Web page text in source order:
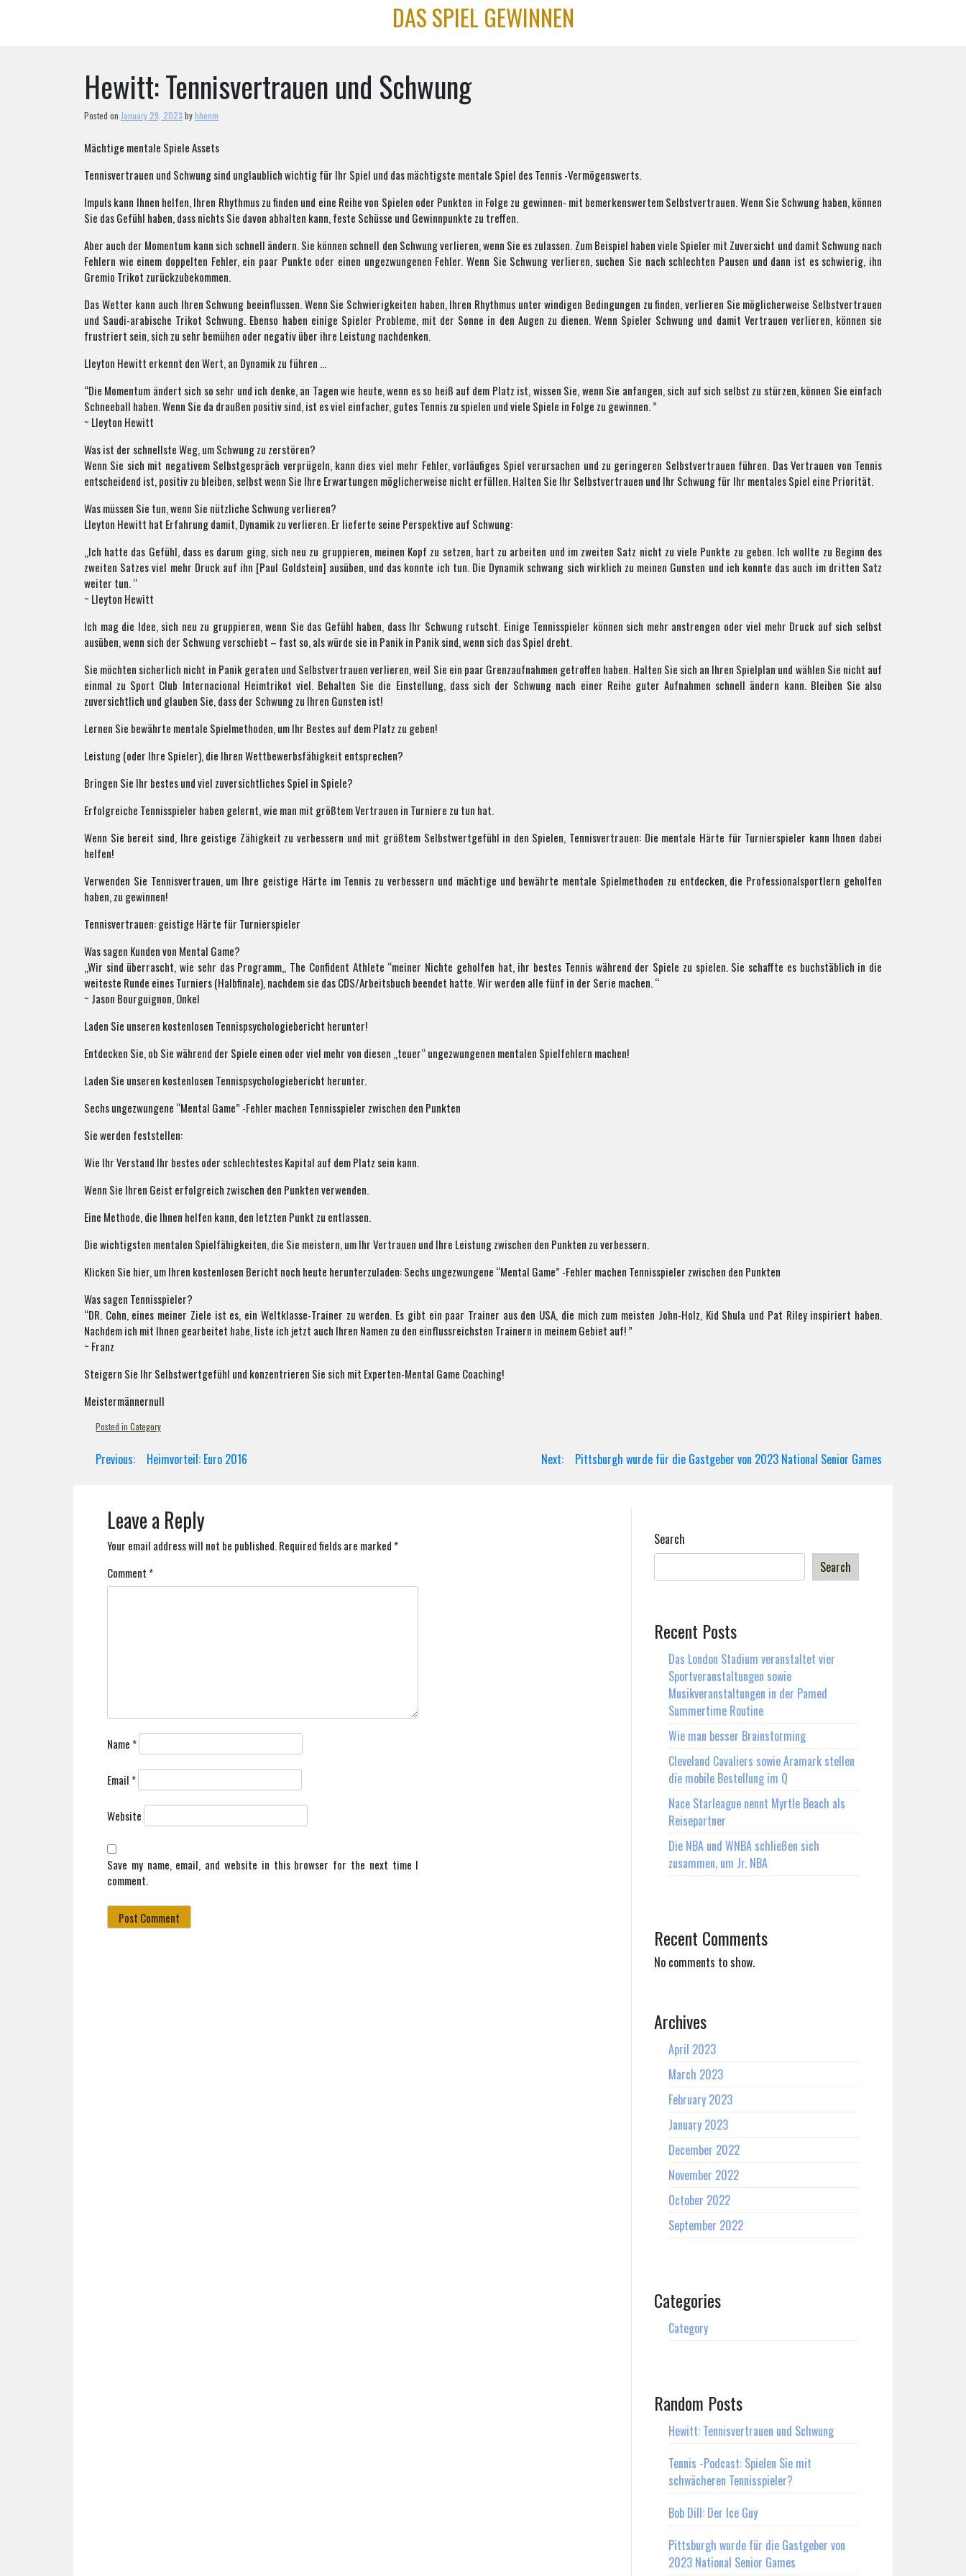
DAS SPIEL GEWINNEN
Hewitt: Tennisvertrauen und Schwung
Posted on January 29, 2023 byhhenm
Mächtige mentale Spiele Assets
Tennisvertrauen und Schwung sind unglaublich wichtig für Ihr Spiel und das mächtigste mentale Spiel des Tennis -Vermögenswerts.
Impuls kann Ihnen helfen, Ihren Rhythmus zu finden und eine Reihe von Spielen oder Punkten in Folge zu gewinnen- mit bemerkenswertem Selbstvertrauen. Wenn Sie Schwung haben, können
Sie das Gefühl haben, dass nichts Sie davon abhalten kann, feste Schüsse und Gewinnpunkte zu treffen.
Aber auch der Momentum kann sich schnell ändern. Sie können schnell den Schwung verlieren, wenn Sie es zulassen. Zum Beispiel haben viele Spieler mit Zuversicht und damit Schwung nach
Fehlern wie einem doppelten Fehler, ein paar Punkte oder einen ungezwungenen Fehler. Wenn Sie Schwung verlieren, suchen Sie nach schlechten Pausen und dann ist es schwierig, ihn
Gremio Trikot zurückzubekommen.
Das Wetter kann auch Ihren Schwung beeinflussen. Wenn Sie Schwierigkeiten haben, Ihren Rhythmus unter windigen Bedingungen zu finden, verlieren Sie möglicherweise Selbstvertrauen
und Saudi-arabische Trikot Schwung. Ebenso haben einige Spieler Probleme, mit der Sonne in den Augen zu dienen. Wenn Spieler Schwung und damit Vertrauen verlieren, können sie
frustriert sein, sich zu sehr bemühen oder negativ über ihre Leistung nachdenken.
Lleyton Hewitt erkennt den Wert, an Dynamik zu führen …
“Die Momentum ändert sich so sehr und ich denke, an Tagen wie heute, wenn es so heiß auf dem Platz ist, wissen Sie, wenn Sie anfangen, sich auf sich selbst zu stürzen, können Sie einfach
Schneeball haben. Wenn Sie da draußen positiv sind, ist es viel einfacher, gutes Tennis zu spielen und viele Spiele in Folge zu gewinnen. ”
~ Lleyton Hewitt
Was ist der schnellste Weg, um Schwung zu zerstören?
Wenn Sie sich mit negativem Selbstgespräch verprügeln, kann dies viel mehr Fehler, vorläufiges Spiel verursachen und zu geringeren Selbstvertrauen führen. Das Vertrauen von Tennis
entscheidend ist, positiv zu bleiben, selbst wenn Sie Ihre Erwartungen möglicherweise nicht erfüllen. Halten Sie Ihr Selbstvertrauen und Ihr Schwung für Ihr mentales Spiel eine Priorität.
Was müssen Sie tun, wenn Sie nützliche Schwung verlieren?
Lleyton Hewitt hat Erfahrung damit, Dynamik zu verlieren. Er lieferte seine Perspektive auf Schwung:
„Ich hatte das Gefühl, dass es darum ging, sich neu zu gruppieren, meinen Kopf zu setzen, hart zu arbeiten und im zweiten Satz nicht zu viele Punkte zu geben. Ich wollte zu Beginn des
zweiten Satzes viel mehr Druck auf ihn [Paul Goldstein] ausüben, und das konnte ich tun. Die Dynamik schwang sich wirklich zu meinen Gunsten und ich konnte das auch im dritten Satz
weiter tun. “
~ Lleyton Hewitt
Ich mag die Idee, sich neu zu gruppieren, wenn Sie das Gefühl haben, dass Ihr Schwung rutscht. Einige Tennisspieler können sich mehr anstrengen oder viel mehr Druck auf sich selbst
ausüben, wenn sich der Schwung verschiebt – fast so, als würde sie in Panik in Panik sind, wenn sich das Spiel dreht.
Sie möchten sicherlich nicht in Panik geraten und Selbstvertrauen verlieren, weil Sie ein paar Grenzaufnahmen getroffen haben. Halten Sie sich an Ihren Spielplan und wählen Sie nicht auf
einmal zu Sport Club Internacional Heimtrikot viel. Behalten Sie die Einstellung, dass sich der Schwung nach einer Reihe guter Aufnahmen schnell ändern kann. Bleiben Sie also
zuversichtlich und glauben Sie, dass der Schwung zu Ihren Gunsten ist!
Lernen Sie bewährte mentale Spielmethoden, um Ihr Bestes auf dem Platz zu geben!
Leistung (oder Ihre Spieler), die Ihren Wettbewerbsfähigkeit entsprechen?
Bringen Sie Ihr bestes und viel zuversichtliches Spiel in Spiele?
Erfolgreiche Tennisspieler haben gelernt, wie man mit größtem Vertrauen in Turniere zu tun hat.
Wenn Sie bereit sind, Ihre geistige Zähigkeit zu verbessern und mit größtem Selbstwertgefühl in den Spielen, Tennisvertrauen: Die mentale Härte für Turnierspieler kann Ihnen dabei
helfen!
Verwenden Sie Tennisvertrauen, um Ihre geistige Härte im Tennis zu verbessern und mächtige und bewährte mentale Spielmethoden zu entdecken, die Professionalsportlern geholfen
haben, zu gewinnen!
Tennisvertrauen: geistige Härte für Turnierspieler
Was sagen Kunden von Mental Game?
„Wir sind überrascht, wie sehr das Programm„ The Confident Athlete “meiner Nichte geholfen hat, ihr bestes Tennis während der Spiele zu spielen. Sie schaffte es buchstäblich in die
weiteste Runde eines Turniers (Halbfinale), nachdem sie das CDS/Arbeitsbuch beendet hatte. Wir werden alle fünf in der Serie machen. “
~ Jason Bourguignon, Onkel
Laden Sie unseren kostenlosen Tennispsychologiebericht herunter!
Entdecken Sie, ob Sie während der Spiele einen oder viel mehr von diesen „teuer“ ungezwungenen mentalen Spielfehlern machen!
Laden Sie unseren kostenlosen Tennispsychologiebericht herunter.
Sechs ungezwungene “Mental Game” -Fehler machen Tennisspieler zwischen den Punkten
Sie werden feststellen:
Wie Ihr Verstand Ihr bestes oder schlechtestes Kapital auf dem Platz sein kann.
Wenn Sie Ihren Geist erfolgreich zwischen den Punkten verwenden.
Eine Methode, die Ihnen helfen kann, den letzten Punkt zu entlassen.
Die wichtigsten mentalen Spielfähigkeiten, die Sie meistern, um Ihr Vertrauen und Ihre Leistung zwischen den Punkten zu verbessern.
Klicken Sie hier, um Ihren kostenlosen Bericht noch heute herunterzuladen: Sechs ungezwungene “Mental Game” -Fehler machen Tennisspieler zwischen den Punkten
Was sagen Tennisspieler?
“DR. Cohn, eines meiner Ziele ist es, ein Weltklasse-Trainer zu werden. Es gibt ein paar Trainer aus den USA, die mich zum meisten John-Holz, Kid Shula und Pat Riley inspiriert haben.
Nachdem ich mit Ihnen gearbeitet habe, liste ich jetzt auch Ihren Namen zu den einflussreichsten Trainern in meinem Gebiet auf! ”
~ Franz
Steigern Sie Ihr Selbstwertgefühl und konzentrieren Sie sich mit Experten-Mental Game Coaching!
Meistermännernull
Posted in Category
Post
Previous: Heimvorteil: Euro 2016 Next: Pittsburgh wurde für die Gastgeber von 2023 National Senior Games
Leave a Reply
Your email address will not be published.Required fields are marked *
Comment *
Name *
Email *
Website
Save my name, email, and website in this browser for the next time I
comment.
Search
Search
Recent Posts
Das London Stadium veranstaltet vier
Sportveranstaltungen sowie
Musikveranstaltungen in der Pamed
Summertime Routine
Wie man besser Brainstorming
Cleveland Cavaliers sowie Aramark stellen
die mobile Bestellung im Q
Nace Starleague nennt Myrtle Beach als
Reisepartner
Die NBA und WNBA schließen sich
zusammen, um Jr. NBA
Recent Comments
No comments to show.
Archives
April 2023
March 2023
February 2023
January 2023
December 2022
November 2022
October 2022
September 2022
Categories
Category
Random Posts
Hewitt: Tennisvertrauen und Schwung
Tennis -Podcast: Spielen Sie mit
schwächeren Tennisspieler?
Bob Dill: Der Ice Guy
Pittsburgh wurde für die Gastgeber von
2023 National Senior Games